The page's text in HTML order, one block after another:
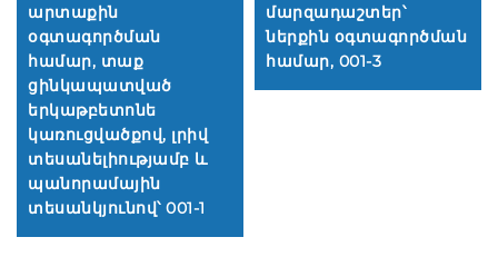
արտաքին
օգտագործման
համար, տաք
ցինկապատված
երկաթբետոնե
կառուցվածքով, լրիվ
տեսանելիությամբ և
պանորամային
տեսանկյունով՝ 001-1
մարզադաշտեր՝
ներքին օգտագործման
համար, 001-3